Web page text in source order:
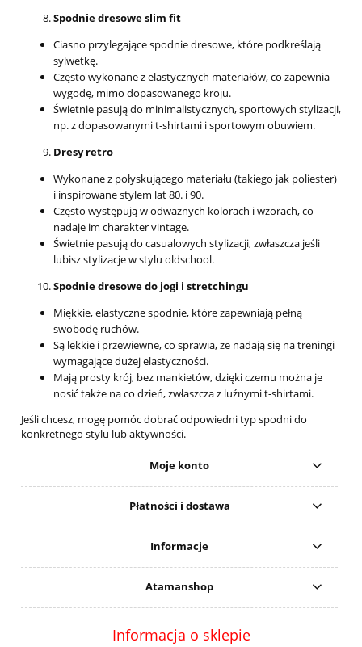
Spodnie dresowe slim fit
Ciasno przylegające spodnie dresowe, które podkreślają
sylwetkę.
Często wykonane z elastycznych materiałów, co zapewnia
wygodę, mimo dopasowanego kroju.
Świetnie pasują do minimalistycznych, sportowych stylizacji,
np. z dopasowanymi t-shirtami i sportowym obuwiem.
Dresy retro
Wykonane z połyskującego materiału (takiego jak poliester)
i inspirowane stylem lat 80. i 90.
Często występują w odważnych kolorach i wzorach, co
nadaje im charakter vintage.
Świetnie pasują do casualowych stylizacji, zwłaszcza jeśli
lubisz stylizacje w stylu oldschool.
Spodnie dresowe do jogi i stretchingu
Miękkie, elastyczne spodnie, które zapewniają pełną
swobodę ruchów.
Są lekkie i przewiewne, co sprawia, że nadają się na treningi
wymagające dużej elastyczności.
Mają prosty krój, bez mankietów, dzięki czemu można je
nosić także na co dzień, zwłaszcza z luźnymi t-shirtami.
Jeśli chcesz, mogę pomóc dobrać odpowiedni typ spodni do
konkretnego stylu lub aktywności.
Moje konto
Płatności i dostawa
Informacje
Atamanshop
Informacja o sklepie